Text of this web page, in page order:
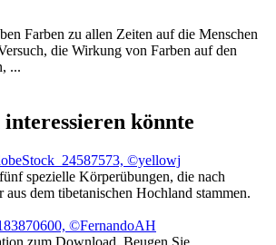
Farben zu allen Zeiten auf die Menschen
die Wirkung von Farben auf den
...
interessieren könnte
©yellowj
spezielle Körperübungen, die nach
dem tibetanischen Hochland stammen.
©FernandoAH
zum Download. Beugen Sie